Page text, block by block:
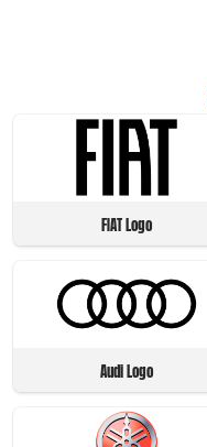
FIAT Logo
Audi Logo